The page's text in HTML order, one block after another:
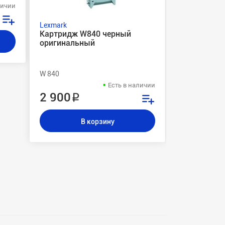
Lexmark
Картридж W840 черный
оригинальный
W 840
Есть в наличии
2 900 ₽
В корзину